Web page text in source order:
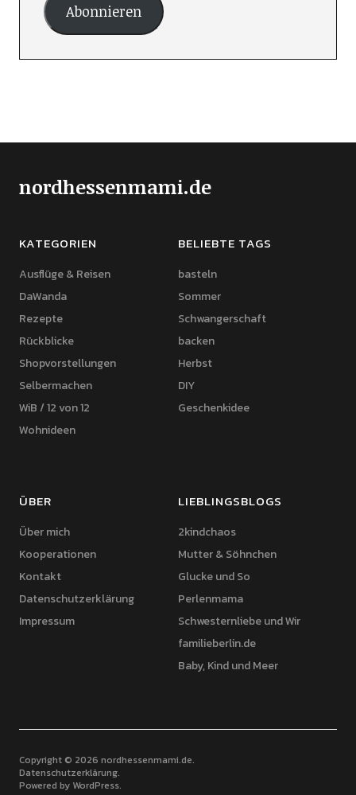
Abonnieren
nordhessenmami.de
KATEGORIEN
Ausflüge & Reisen
DaWanda
Rezepte
Rückblicke
Shopvorstellungen
Selbermachen
WiB / 12 von 12
Wohnideen
BELIEBTE TAGS
basteln
Sommer
Schwangerschaft
backen
Herbst
DIY
Geschenkidee
ÜBER
Über mich
Kooperationen
Kontakt
Datenschutzerklärung
Impressum
LIEBLINGSBLOGS
2kindchaos
Mutter & Söhnchen
Glucke und So
Perlenmama
Schwesternliebe und Wir
familieberlin.de
Baby, Kind und Meer
Copyright © 2026 nordhessenmami.de
Datenschutzerklärung
Powered by WordPress